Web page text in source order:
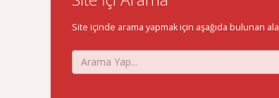
Site içinde arama yapmak için aşağıda bulunan